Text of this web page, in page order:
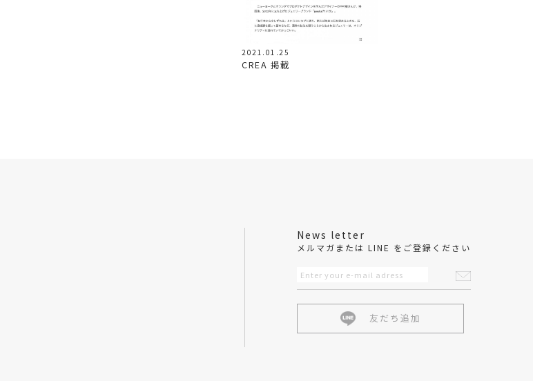
2021.01.25
CREA 掲載
News letter
メルマガまたは LINE をご登録ください
友だち追加